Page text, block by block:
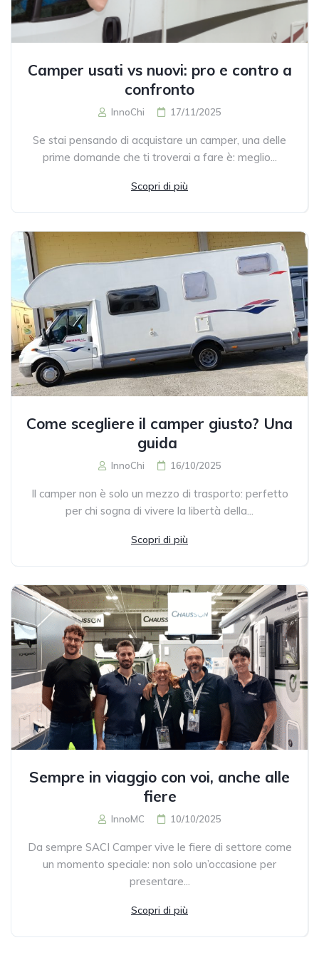
Camper usati vs nuovi: pro e contro a
confronto
InnoChi 17/11/2025
Se stai pensando di acquistare un camper, una delle
prime domande che ti troverai a fare è: meglio...
Scopri di più
Come scegliere il camper giusto? Una
guida
InnoChi 16/10/2025
Il camper non è solo un mezzo di trasporto: perfetto
per chi sogna di vivere la libertà della...
Scopri di più
Sempre in viaggio con voi, anche alle
fiere
InnoMC 10/10/2025
Da sempre SACI Camper vive le fiere di settore come
un momento speciale: non solo un’occasione per
presentare...
Scopri di più